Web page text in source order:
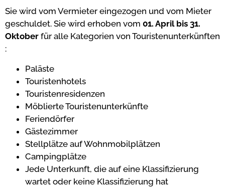
Sie wird vom Vermieter eingezogen und vom Mieter
geschuldet. Sie wird erhoben vom 01. April bis 31.
Oktober für alle Kategorien von Touristenunterkünften
:
Paläste
Touristenhotels
Touristenresidenzen
Möblierte Touristenunterkünfte
Feriendörfer
Gästezimmer
Stellplätze auf Wohnmobilplätzen
Campingplätze
Jede Unterkunft, die auf eine Klassifizierung
wartet oder keine Klassifizierung hat